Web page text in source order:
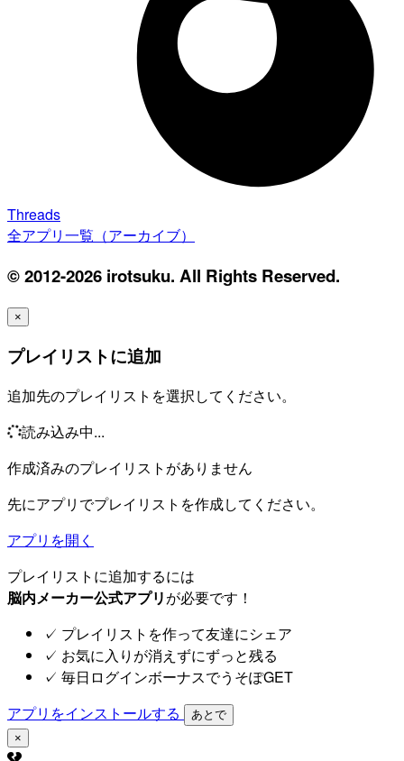
Threads
全アプリ一覧（アーカイブ）
© 2012-2026 irotsuku. All Rights Reserved.
×
プレイリストに追加
追加先のプレイリストを選択してください。
読み込み中...
作成済みのプレイリストがありません
先にアプリでプレイリストを作成してください。
アプリを開く
プレイリストに追加するには
脳内メーカー公式アプリが必要です！
✓ プレイリストを作って友達にシェア
✓ お気に入りが消えずにずっと残る
✓ 毎日ログインボーナスでうそぽGET
アプリをインストールする
あとで
×